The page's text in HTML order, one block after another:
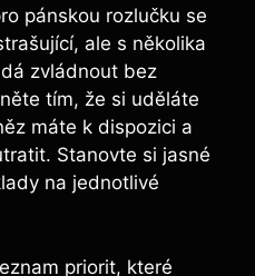
pánskou rozlučku se
ale s několika
zvládnout bez
tím, že si⁣ uděláte
‍máte k dispozici a
Stanovte si jasné
⁢na jednotlivé
priorit, které